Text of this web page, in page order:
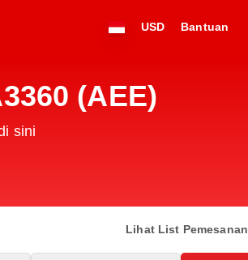
USD Bantuan
(AEE)
sini
Lihat List Pemesanan